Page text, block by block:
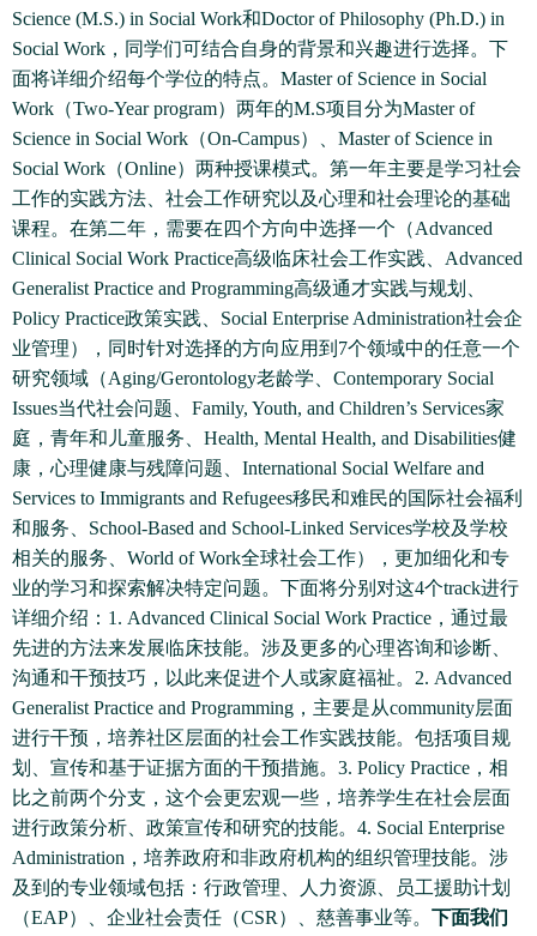
Science (M.S.) in Social Work和Doctor of Philosophy (Ph.D.) in
Social Work，同学们可结合自身的背景和兴趣进行选择。下
面将详细介绍每个学位的特点。Master of Science in Social
Work（Two-Year program）两年的M.S项目分为Master of
Science in Social Work（On-Campus）、Master of Science in
Social Work（Online）两种授课模式。第一年主要是学习社会
工作的实践方法、社会工作研究以及心理和社会理论的基础
课程。在第二年，需要在四个方向中选择一个（Advanced
Clinical Social Work Practice高级临床社会工作实践、Advanced
Generalist Practice and Programming高级通才实践与规划、
Policy Practice政策实践、Social Enterprise Administration社会企
业管理），同时针对选择的方向应用到7个领域中的任意一个
研究领域（Aging/Gerontology老龄学、Contemporary Social
Issues当代社会问题、Family, Youth, and Children’s Services家
庭，青年和儿童服务、Health, Mental Health, and Disabilities健
康，心理健康与残障问题、International Social Welfare and
Services to Immigrants and Refugees移民和难民的国际社会福利
和服务、School-Based and School-Linked Services学校及学校
相关的服务、World of Work全球社会工作），更加细化和专
业的学习和探索解决特定问题。下面将分别对这4个track进行
详细介绍：1. Advanced Clinical Social Work Practice，通过最
先进的方法来发展临床技能。涉及更多的心理咨询和诊断、
沟通和干预技巧，以此来促进个人或家庭福祉。2. Advanced
Generalist Practice and Programming，主要是从community层面
进行干预，培养社区层面的社会工作实践技能。包括项目规
划、宣传和基于证据方面的干预措施。3. Policy Practice，相
比之前两个分支，这个会更宏观一些，培养学生在社会层面
进行政策分析、政策宣传和研究的技能。4. Social Enterprise
Administration，培养政府和非政府机构的组织管理技能。涉
及到的专业领域包括：行政管理、人力资源、员工援助计划
（EAP）、企业社会责任（CSR）、慈善事业等。 下面我们